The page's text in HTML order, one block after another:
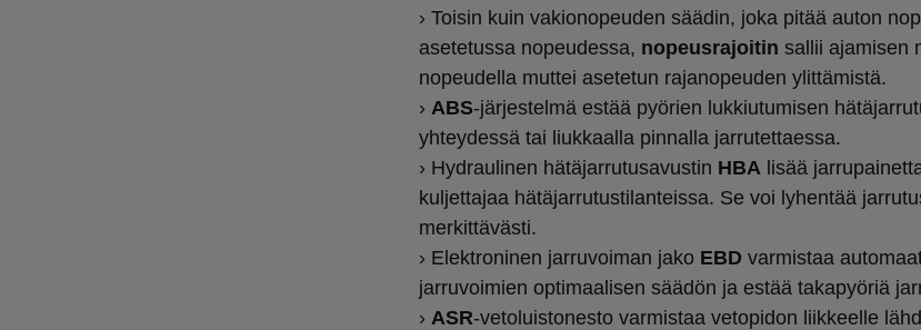
› Toisin kuin vakionopeuden säädin, joka pitää auton
asetetussa nopeudessa, nopeusrajoitin sallii ajamisen
nopeudella muttei asetetun rajanopeuden ylittämistä.
› ABS-järjestelmä estää pyörien lukkiutumisen
yhteydessä tai liukkaalla pinnalla jarrutettaessa.
› Hydraulinen hätäjarrutusavustin HBA lisää
kuljettajaa hätäjarrutustilanteissa. Se voi lyhentää
merkittävästi.
› Elektroninen jarruvoiman jako EBDvarmistaa
jarruvoimien optimaalisen säädön ja estää takapyöriä
› ASR-vetoluistonesto varmistaa vetopidon liikkeelle